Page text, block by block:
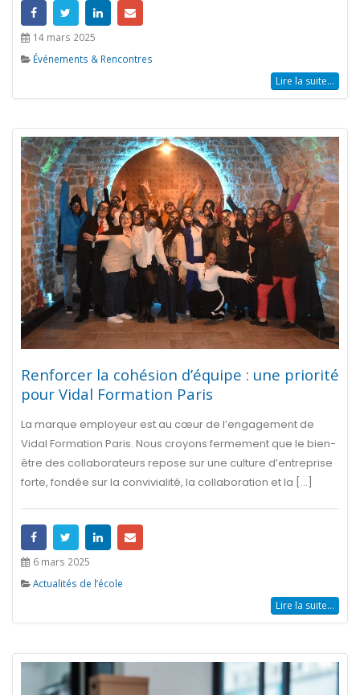
14 mars 2025
Événements & Rencontres
Lire la suite...
Renforcer la cohésion d’équipe : une priorité
pour Vidal Formation Paris
La marque employeur est au cœur de l’engagement de
Vidal Formation Paris. Nous croyons fermement que le bien-
être des collaborateurs repose sur une culture d’entreprise
forte, fondée sur la convivialité, la collaboration et la [...]
6 mars 2025
Actualités de l’école
Lire la suite...